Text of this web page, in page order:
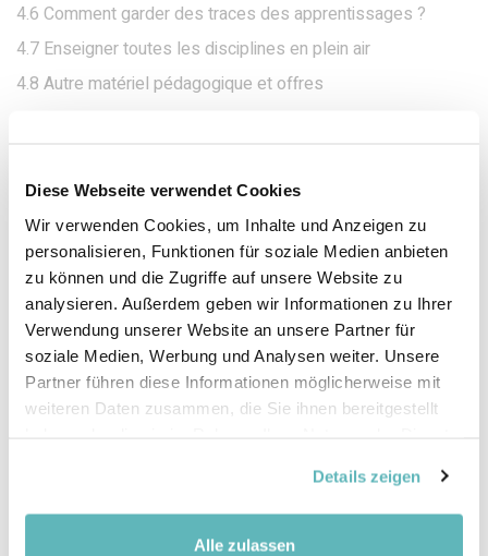
Diese Webseite verwendet Cookies
Wir verwenden Cookies, um Inhalte und Anzeigen zu
personalisieren, Funktionen für soziale Medien anbieten
zu können und die Zugriffe auf unsere Website zu
analysieren. Außerdem geben wir Informationen zu Ihrer
Verwendung unserer Website an unsere Partner für
soziale Medien, Werbung und Analysen weiter. Unsere
Partner führen diese Informationen möglicherweise mit
weiteren Daten zusammen, die Sie ihnen bereitgestellt
Details zeigen
Alle zulassen
4.6 Comment garder des traces des apprentissages ?
4.7 Enseigner toutes les disciplines en plein air
4.8 Autre matériel pédagogique et offres
4.9 Questions pour encourager le dialogue
Afin de bien intégrer la cour de récréation dans
l'enseignement et de l'utiliser de manière
polyvalente, les enseignant·e·s peuvent se poser les
questions suivantes :
Quels sont les lieux d'apprentissage en dehors
de l’école qui conviennent bien pour
scolaire offre-t-il pour l’apprentissage ?
Quelles compétences peuvent être acquises
dans notre environnement scolaire ?